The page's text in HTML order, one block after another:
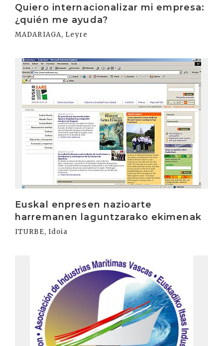
Quiero internacionalizar mi empresa:
¿quién me ayuda?
MADARIAGA, Leyre
Euskal enpresen nazioarte
harremanen laguntzarako ekimenak
ITURBE, Idoia
Irakurri